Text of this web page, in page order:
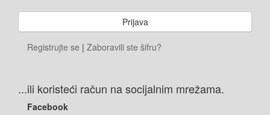
Registrujte se | Zaboravili ste šifru?
...ili koristeći račun na socijalnim mrežama.
Facebook